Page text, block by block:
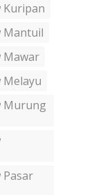
Kuripan
Mantuil
Mawar
Melayu
Murung
Pasar